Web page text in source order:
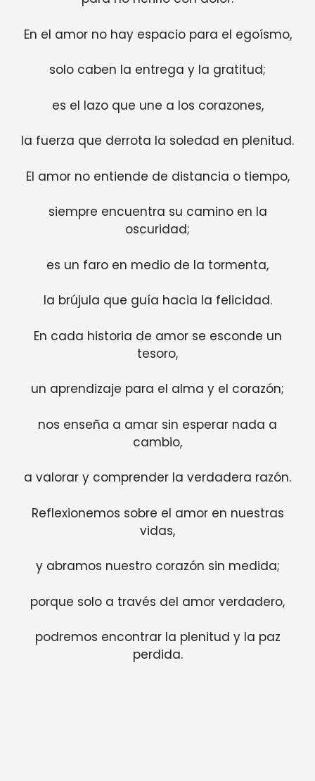
En el amor no hay espacio para el egoísmo,
solo caben la entrega y la gratitud;
es el lazo que une a los corazones,
la fuerza que derrota la soledad en plenitud.
El amor no entiende de distancia o tiempo,
siempre encuentra su camino en la
oscuridad;
es un faro en medio de la tormenta,
la brújula que guía hacia la felicidad.
En cada historia de amor se esconde un
tesoro,
un aprendizaje para el alma y el corazón;
nos enseña a amar sin esperar nada a
cambio,
a valorar y comprender la verdadera razón.
Reflexionemos sobre el amor en nuestras
vidas,
y abramos nuestro corazón sin medida;
porque solo a través del amor verdadero,
podremos encontrar la plenitud y la paz
perdida.